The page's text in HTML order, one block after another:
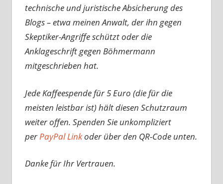
technische und juristische Absicherung des
Blogs – etwa meinen Anwalt, der ihn gegen
Skeptiker-Angriffe schützt oder die
Anklageschrift gegen Böhmermann
mitgeschrieben hat.
Jede Kaffeespende für 5 Euro (die für die
meisten leistbar ist) hält diesen Schutzraum
weiter offen. Spenden Sie unkompliziert
perPayPal Linkoder über den QR-Code unten.
Danke für Ihr Vertrauen.